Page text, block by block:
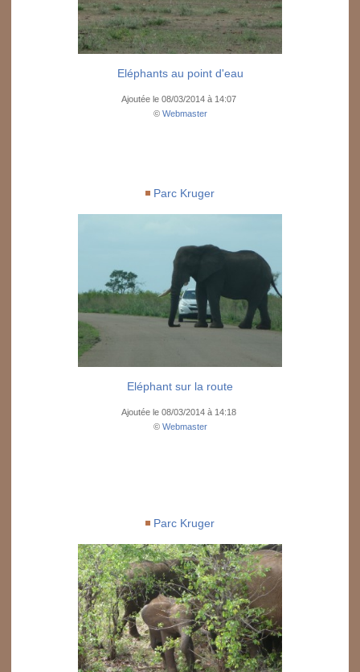
Eléphants au point d'eau
Ajoutée le 08/03/2014 à 14:07
© Webmaster
Parc Kruger
Eléphant sur la route
Ajoutée le 08/03/2014 à 14:18
© Webmaster
Parc Kruger